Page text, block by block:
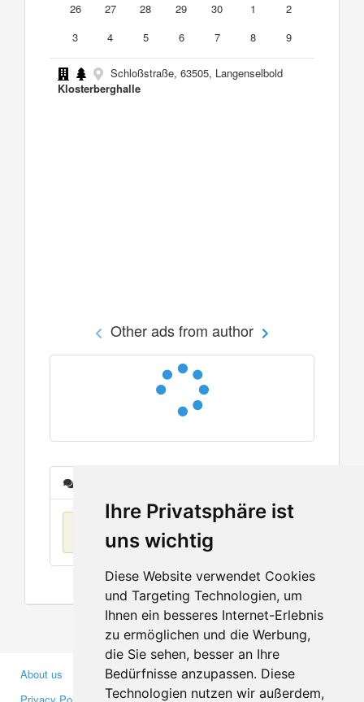
Ihre Privatsphäre ist
uns wichtig
Diese Website verwendet Cookies
und Targeting Technologien, um
Ihnen ein besseres Internet-Erlebnis
zu ermöglichen und die Werbung,
die Sie sehen, besser an Ihre
Bedürfnisse anzupassen. Diese
Technologien nutzen wir außerdem,
26
27 28 29 30 1
2
3
4 5 6 7 8 9
Schloßstraße, 63505, Langenselbold
Klosterberghalle
Other ads from author
No items found
About us
Business Partners